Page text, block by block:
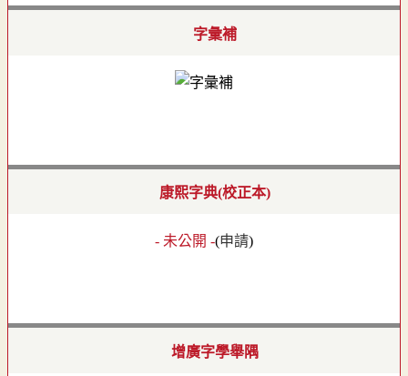
字彙補
康熙字典(校正本)
- 未公開 -(申請)
增廣字學舉隅